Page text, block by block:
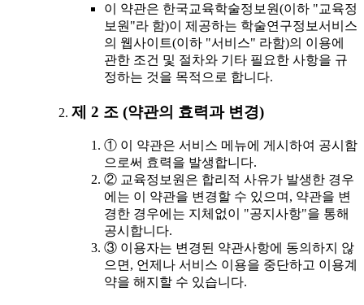
이 약관은 한국교육학술정보원(이하 "교육정
보원"라 함)이 제공하는 학술연구정보서비스
의 웹사이트(이하 "서비스" 라함)의 이용에
관한 조건 및 절차와 기타 필요한 사항을 규
정하는 것을 목적으로 합니다.
제 2 조 (약관의 효력과 변경)
① 이 약관은 서비스 메뉴에 게시하여 공시함
으로써 효력을 발생합니다.
② 교육정보원은 합리적 사유가 발생한 경우
에는 이 약관을 변경할 수 있으며, 약관을 변
경한 경우에는 지체없이 "공지사항"을 통해
공시합니다.
③ 이용자는 변경된 약관사항에 동의하지 않
으면, 언제나 서비스 이용을 중단하고 이용계
약을 해지할 수 있습니다.